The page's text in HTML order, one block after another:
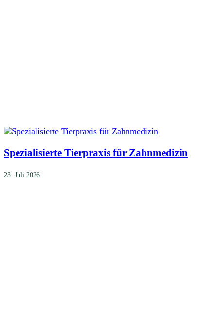
Spezialisierte Tierpraxis für Zahnmedizin
23. Juli 2026